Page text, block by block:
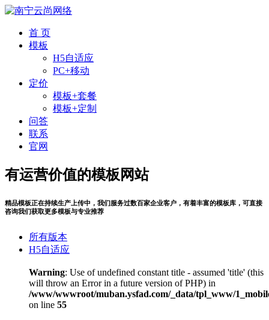
首 页
模板
H5自适应
PC+移动
定价
模板+套餐
模板+定制
问答
联系
官网
有运营价值的模板网站
精品模板正在持续生产上传中，我们服务过数百家企业客户，有着丰富的模板库，可直接
咨询我们获取更多模板与专业推荐
所有版本
H5自适应
Warning: Use of undefined constant title - assumed 'title' (this
will throw an Error in a future version of PHP) in
/www/wwwroot/muban.ysfad.com/_data/tpl_www/
on line 55